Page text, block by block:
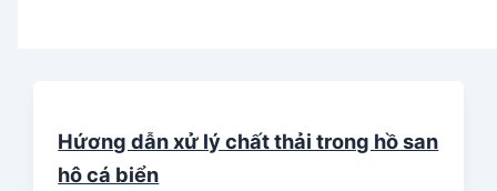
Hứơng dẫn xử lý chất thải trong hồ san
hô cá biển